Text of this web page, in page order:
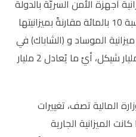
أجهزة الأمن السريّة بالدولة
العبريّة زادت في العام 2013 بنسبة 10 بالمائة مقارنةً بميزانيتها
الموساد و (الشاباك) في
العام المنصرم وصلت إلى 6.63 مليار شيكل، أيْ ما يُعادل 2 مليار
المالية تصف، تغييرات
2013 وبحسبها كانت الميزانية الجارية